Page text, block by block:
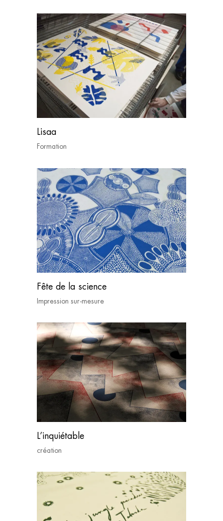
Lisaa
Formation
Fête de la science
Impression sur-mesure
L’inquiétable
création